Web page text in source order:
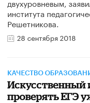
двухуровневым,
института
Решетникова.
28 сентября 2018
КАЧЕСТВО
Искусственный
проверять ЕГЭ